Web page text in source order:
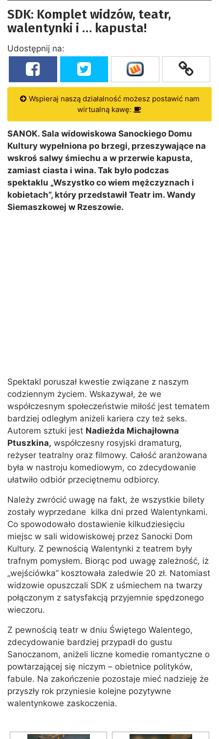
SDK: Komplet widzów, teatr,
walentynki i … kapusta!
Udostępnij na:
Wspieraj naszą działalność możesz postawić nam
wirtualną kawę:
SANOK. Sala widowiskowa Sanockiego Domu
Kultury wypełniona po brzegi, przeszywające na
wskroś salwy śmiechu a w przerwie kapusta,
zamiast ciasta i wina. Tak było podczas
spektaklu „Wszystko co wiem mężczyznach i
kobietach”, który przedstawił Teatr im. Wandy
Siemaszkowej w Rzeszowie.
Spektakl poruszał kwestie związane z naszym
codziennym życiem. Wskazywał, że we
współczesnym społeczeństwie miłość jest tematem
bardziej odległym aniżeli kariera czy też seks.
Autorem sztuki jest Nadieżda Michajłowna
Ptuszkina, współczesny rosyjski dramaturg,
reżyser teatralny oraz filmowy. Całość aranżowana
była w nastroju komediowym, co zdecydowanie
ułatwiło odbiór przeciętnemu odbiorcy.
Należy zwrócić uwagę na fakt, że wszystkie bilety
zostały wyprzedane kilka dni przed Walentynkami.
Co spowodowało dostawienie kilkudziesięciu
miejsc w sali widowiskowej przez Sanocki Dom
Kultury. Z pewnością Walentynki z teatrem były
trafnym pomysłem. Biorąc pod uwagę zależność, iż
„wejściówka” kosztowała zaledwie 20 zł. Natomiast
widzowie opuszczali SDK z uśmiechem na twarzy
połączonym z satysfakcją przyjemnie spędzonego
wieczoru.
Z pewnością teatr w dniu Świętego Walentego,
zdecydowanie bardziej przypadł do gustu
Sanoczanom, aniżeli liczne komedie romantyczne o
powtarzającej się niczym – obietnice polityków,
fabule. Na zakończenie pozostaje mieć nadzieję że
przyszły rok przyniesie kolejne pozytywne
walentynkowe zaskoczenia.